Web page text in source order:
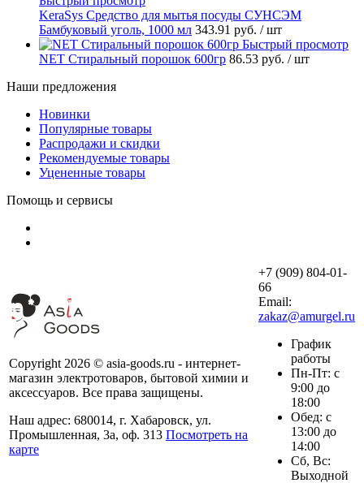
KeraSys Средство для мытья посуды СУНСЭМ
Бамбуковый уголь, 1000 мл 343.91 руб. / шт
Быстрый просмотр
NET Стиральный порошок 600гр 86.53 руб. / шт
Наши предложения
Новинки
Популярные товары
Распродажи и скидки
Рекомендуемые товары
Уцененные товары
Помощь и сервисы
Copyright 2026 © asia-goods.ru - интернет-
магазин электротоваров, бытовой химии и
аксессуаров. Все права защищены.
Наш адрес: 680014, г. Хабаровск, ул.
Промышленная, 3а, оф. 313 Посмотреть на
карте
+7 (909) 804-01-
66
Email:
zakaz@amurgel.ru
График
работы
Пн-Пт: с
9:00 до
18:00
Обед: с
13:00 до
14:00
Сб, Вс:
Выходной